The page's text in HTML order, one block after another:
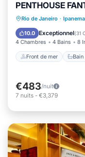
PENTHOUSE
Rio de Janeiro · Ipanema
10.0 Exceptionnel(31
4 Chambres 4 Bains 8
Front de mer
Front de mer
Vue sur
€483/nuit
7 nuits - €3,379